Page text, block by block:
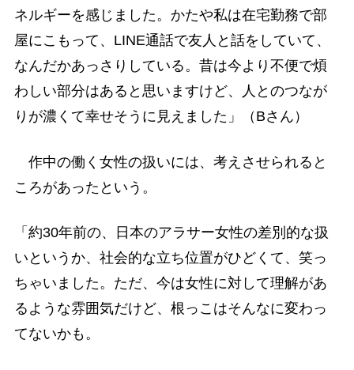
ネルギーを感じました。かたや私は在宅勤務で部
屋にこもって、LINE通話で友人と話をしていて、
なんだかあっさりしている。昔は今より不便で煩
わしい部分はあると思いますけど、人とのつなが
りが濃くて幸せそうに見えました」（Bさん）
作中の働く女性の扱いには、考えさせられると
ころがあったという。
「約30年前の、日本のアラサー女性の差別的な扱
いというか、社会的な立ち位置がひどくて、笑っ
ちゃいました。ただ、今は女性に対して理解があ
るような雰囲気だけど、根っこはそんなに変わっ
てないかも。